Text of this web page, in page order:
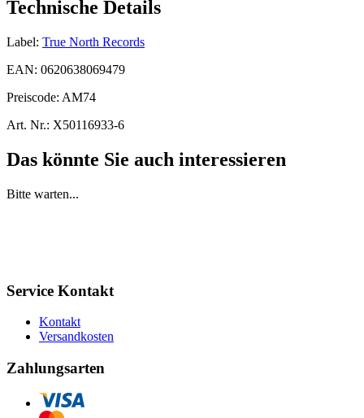
Technische Details
Label: True North Records
EAN: 0620638069479
Preiscode: AM74
Art. Nr.: X50116933-6
Das könnte Sie auch interessieren
Bitte warten...
Service Kontakt
Kontakt
Versandkosten
Zahlungsarten